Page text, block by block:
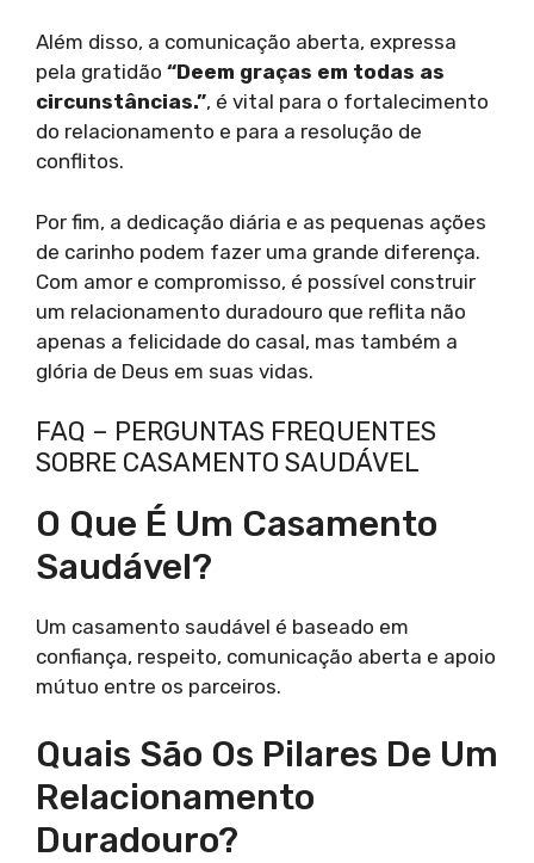
Além disso, a comunicação aberta, expressa
pela gratidão “Deem graças em todas as
circunstâncias.”, é vital para o fortalecimento
do relacionamento e para a resolução de
conflitos.
Por fim, a dedicação diária e as pequenas ações
de carinho podem fazer uma grande diferença.
Com amor e compromisso, é possível construir
um relacionamento duradouro que reflita não
apenas a felicidade do casal, mas também a
glória de Deus em suas vidas.
FAQ – PERGUNTAS FREQUENTES
SOBRE CASAMENTO SAUDÁVEL
O Que É Um Casamento
Saudável?
Um casamento saudável é baseado em
confiança, respeito, comunicação aberta e apoio
mútuo entre os parceiros.
Quais São Os Pilares De Um
Relacionamento
Duradouro?